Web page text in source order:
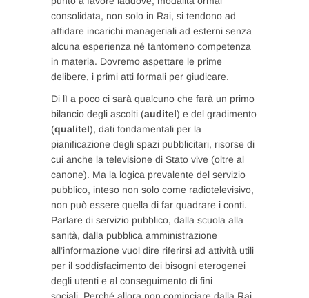
consolidata, non solo in Rai, si tendono ad
affidare incarichi manageriali ad esterni senza
alcuna esperienza né tantomeno competenza
in materia. Dovremo aspettare le prime
delibere, i primi atti formali per giudicare.
Di lì a poco ci sarà qualcuno che farà un primo
bilancio degli ascolti (auditel) e del gradimento
(qualitel), dati fondamentali per la
pianificazione degli spazi pubblicitari, risorse di
cui anche la televisione di Stato vive (oltre al
canone). Ma la logica prevalente del servizio
pubblico, inteso non solo come radiotelevisivo,
non può essere quella di far quadrare i conti.
Parlare di servizio pubblico, dalla scuola alla
sanità, dalla pubblica amministrazione
all’informazione vuol dire riferirsi ad attività utili
per il soddisfacimento dei bisogni eterogenei
degli utenti e al conseguimento di fini
sociali. Perché allora non cominciare dalla Rai